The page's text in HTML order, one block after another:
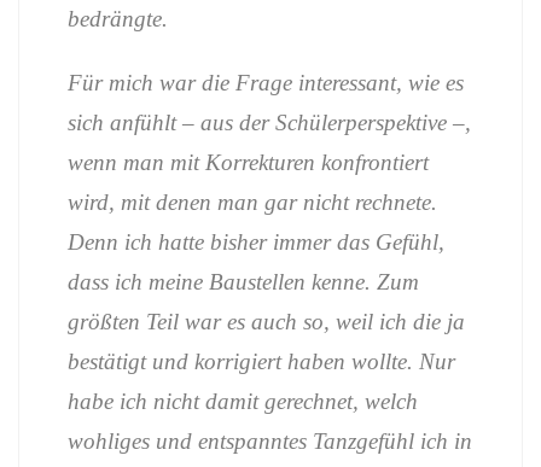
bedrängte.
Für mich war die Frage interessant, wie es
sich anfühlt – aus der Schülerperspektive –,
wenn man mit Korrekturen konfrontiert
wird, mit denen man gar nicht rechnete.
Denn ich hatte bisher immer das Gefühl,
dass ich meine Baustellen kenne. Zum
größten Teil war es auch so, weil ich die ja
bestätigt und korrigiert haben wollte. Nur
habe ich nicht damit gerechnet, welch
wohliges und entspanntes Tanzgefühl ich in